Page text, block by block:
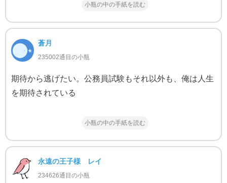
小瓶の中の手紙を読む
蒼月
235002通目の小瓶
期待から逃げたい。公務員試験もそれ以外も、俺は人生
を期待されている
小瓶の中の手紙を読む
永遠の王子様 レイ
234626通目の小瓶